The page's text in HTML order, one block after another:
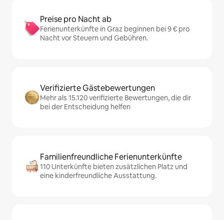
Preise pro Nacht ab
Ferienunterkünfte in Graz beginnen bei 9 € pro
Nacht vor Steuern und Gebühren.
Verifizierte Gästebewertungen
Mehr als 15.120 verifizierte Bewertungen, die dir
bei der Entscheidung helfen
Familienfreundliche Ferienunterkünfte
110 Unterkünfte bieten zusätzlichen Platz und
eine kinderfreundliche Ausstattung.